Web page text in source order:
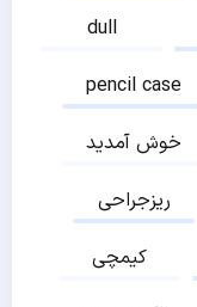
dull
pencil case
خوش آمدید
ریزجراحی
کیمچی